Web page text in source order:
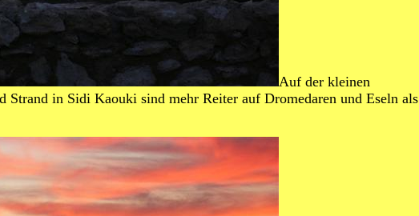
Auf der kleinen
Strand in Sidi Kaouki sind mehr Reiter auf Dromedaren und Eseln als